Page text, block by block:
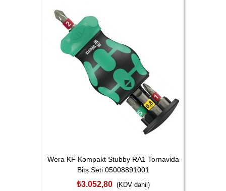
Wera KF Kompakt Stubby RA1 Tornavida
Bits Seti 05008891001
₺3.052,80 (KDV dahil)